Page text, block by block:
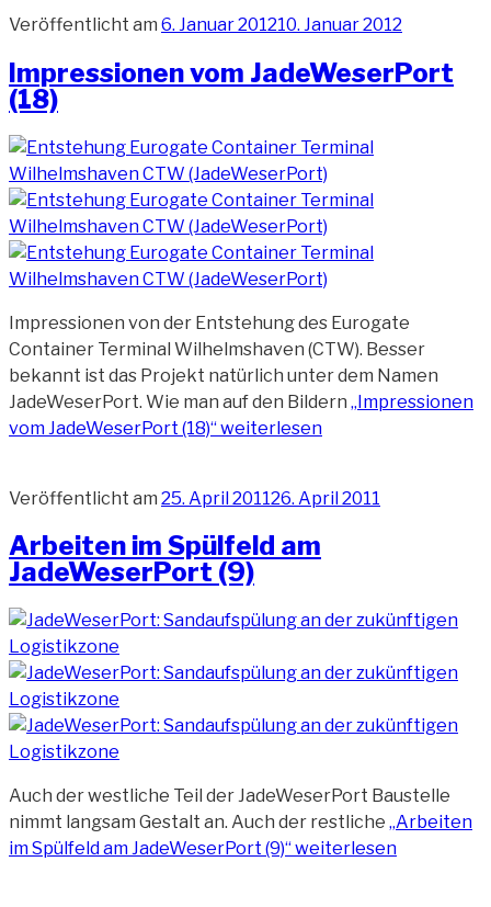
Veröffentlicht am 6. Januar 201210. Januar 2012
Impressionen vom JadeWeserPort
(18)
Impressionen von der Entstehung des Eurogate
Container Terminal Wilhelmshaven (CTW). Besser
bekannt ist das Projekt natürlich unter dem Namen
JadeWeserPort. Wie man auf den Bildern „Impressionen
vom JadeWeserPort (18)“weiterlesen
Veröffentlicht am 25. April 201126. April 2011
Arbeiten im Spülfeld am
JadeWeserPort (9)
Auch der westliche Teil der JadeWeserPort Baustelle
nimmt langsam Gestalt an. Auch der restliche „Arbeiten
im Spülfeld am JadeWeserPort (9)“weiterlesen